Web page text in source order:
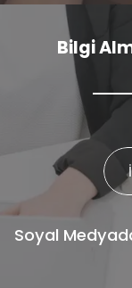
Bilgi
Soyal